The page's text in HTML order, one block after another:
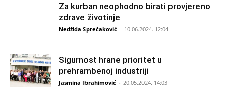
Za kurban neophodno birati provjereno
zdrave životinje
Nedžida Sprečaković - 10.06.2024. 12:04
Sigurnost hrane prioritet u
prehrambenoj industriji
Jasmina Ibrahimović - 20.05.2024. 14:03